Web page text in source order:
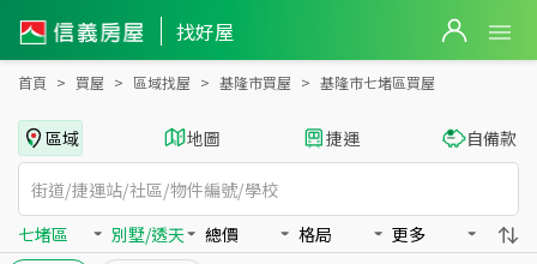
找好屋
基隆市七堵區買房：別墅/透天房屋物件出售、房價分析
首頁 買屋 區域找屋 基隆市買屋 基隆市七堵區買屋
區域 地圖 捷運 自備款
七堵區 別墅/透天 總價 格局 更多